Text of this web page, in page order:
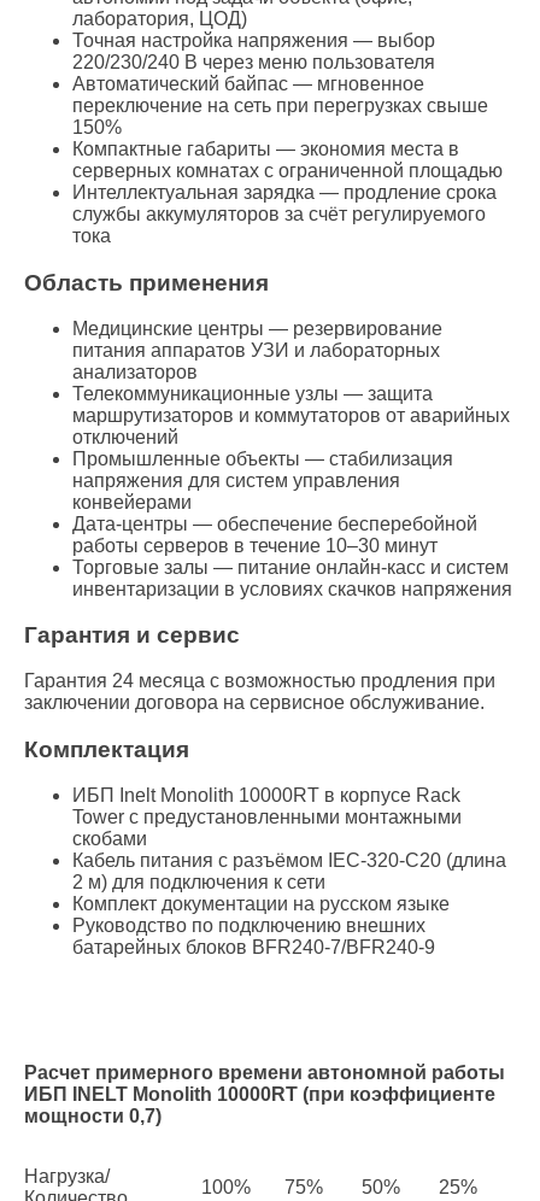
лаборатория, ЦОД)
Точная настройка напряжения — выбор
220/230/240 В через меню пользователя
Автоматический байпас — мгновенное
переключение на сеть при перегрузках свыше
150%
Компактные габариты — экономия места в
серверных комнатах с ограниченной площадью
Интеллектуальная зарядка — продление срока
службы аккумуляторов за счёт регулируемого
тока
Область применения
Медицинские центры — резервирование
питания аппаратов УЗИ и лабораторных
анализаторов
Телекоммуникационные узлы — защита
маршрутизаторов и коммутаторов от аварийных
отключений
Промышленные объекты — стабилизация
напряжения для систем управления
конвейерами
Дата-центры — обеспечение бесперебойной
работы серверов в течение 10–30 минут
Торговые залы — питание онлайн-касс и систем
инвентаризации в условиях скачков напряжения
Гарантия и сервис
Гарантия 24 месяца с возможностью продления при
заключении договора на сервисное обслуживание.
Комплектация
ИБП Inelt Monolith 10000RT в корпусе Rack
Tower с предустановленными монтажными
скобами
Кабель питания с разъёмом IEC-320-C20 (длина
2 м) для подключения к сети
Комплект документации на русском языке
Руководство по подключению внешних
батарейных блоков BFR240-7/BFR240-9
Расчет примерного времени автономной работы
ИБП INELT Monolith 10000RT (при коэффициенте
мощности 0,7)
Нагрузка/
100%
75%
50%
25%